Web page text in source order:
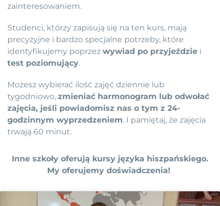
zainteresowaniem.
Studenci, którzy zapisują się na ten kurs, mają
precyzyjne i bardzo specjalne potrzeby, które
identyfikujemy poprzez wywiad po przyjeździe i
test poziomujący.
Możesz wybierać ilość zajęć dziennie lub
tygodniowo, zmieniać harmonogram lub odwołać
zajęcia, jeśli powiadomisz nas o tym z 24-
godzinnym wyprzedzeniem. I pamiętaj, że zajęcia
trwają 60 minut.
Inne szkoły oferują kursy języka hiszpańskiego.
My oferujemy doświadczenia!